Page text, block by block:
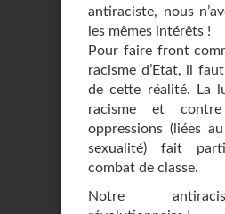
antiraciste, nous
les mêmes intérêts !
Pour faire front
racisme d’Etat, il
de cette réalité. La
racisme et
oppressions (liées
sexualité) fait
combat de classe.
Notre